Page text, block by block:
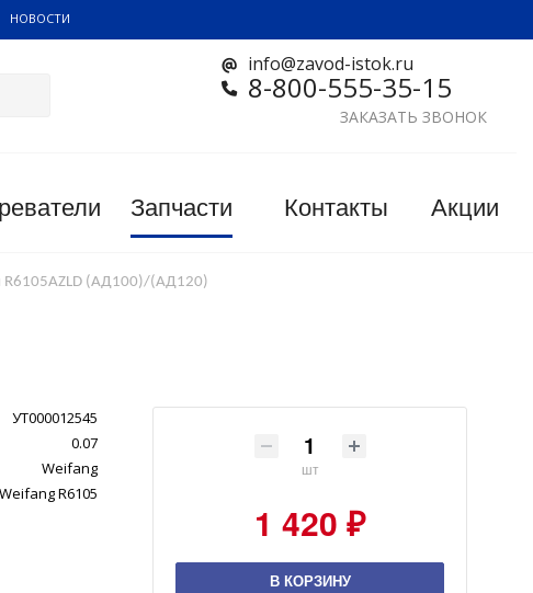
НОВОСТИ
info@zavod-istok.ru
8-800-555-35-15
ЗАКАЗАТЬ ЗВОНОК
Запчасти Контакты Акции
R6105AZLD (АД100)/(АД120)
УТ000012545
0.07
Weifang
Weifang R6105
шт
1 420 ₽
В КОРЗИНУ